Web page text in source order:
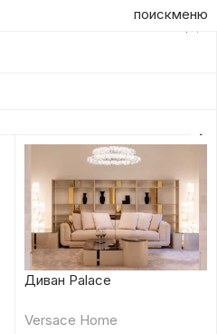
поискменю
Диван Palace
Versace Home